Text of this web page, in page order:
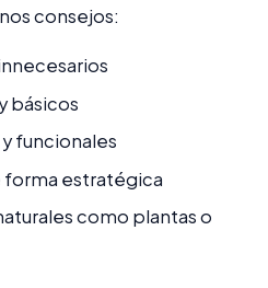
consejos:
básicos
funcionales
forma estratégica
como plantas o